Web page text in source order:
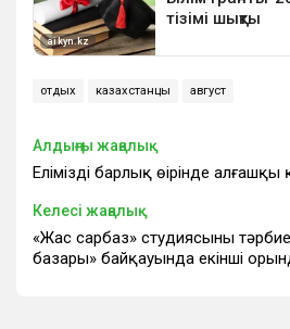
отдых казахстанцы август
Алдыңғы жаңалық
Еліміздің барлық өңірінде
Келесі жаңалық
«Жас сарбаз» студиясының
базары» байқауында екінші